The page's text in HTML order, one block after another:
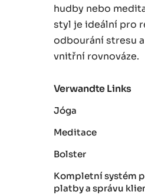
hudby nebo
styl je ideální pro
odbourání stresu
vnitřní rovnováze.
Verwandte Links
Jóga
Meditace
Bolster
Kompletní systém
platby a správu